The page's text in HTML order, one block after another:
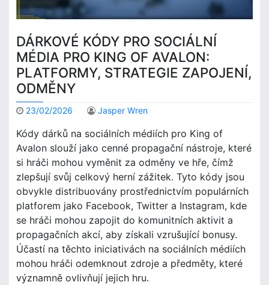
DÁRKOVÉ KÓDY PRO SOCIÁLNÍ
MÉDIA PRO KING OF AVALON:
PLATFORMY, STRATEGIE ZAPOJENÍ,
ODMĚNY
23/02/2026 Jasper Wren
Kódy dárků na sociálních médiích pro King of
Avalon slouží jako cenné propagační nástroje, které
si hráči mohou vyměnit za odměny ve hře, čímž
zlepšují svůj celkový herní zážitek. Tyto kódy jsou
obvykle distribuovány prostřednictvím populárních
platforem jako Facebook, Twitter a Instagram, kde
se hráči mohou zapojit do komunitních aktivit a
propagačních akcí, aby získali vzrušující bonusy.
Účastí na těchto iniciativách na sociálních médiích
mohou hráči odemknout zdroje a předměty, které
významně ovlivňují jejich hru.